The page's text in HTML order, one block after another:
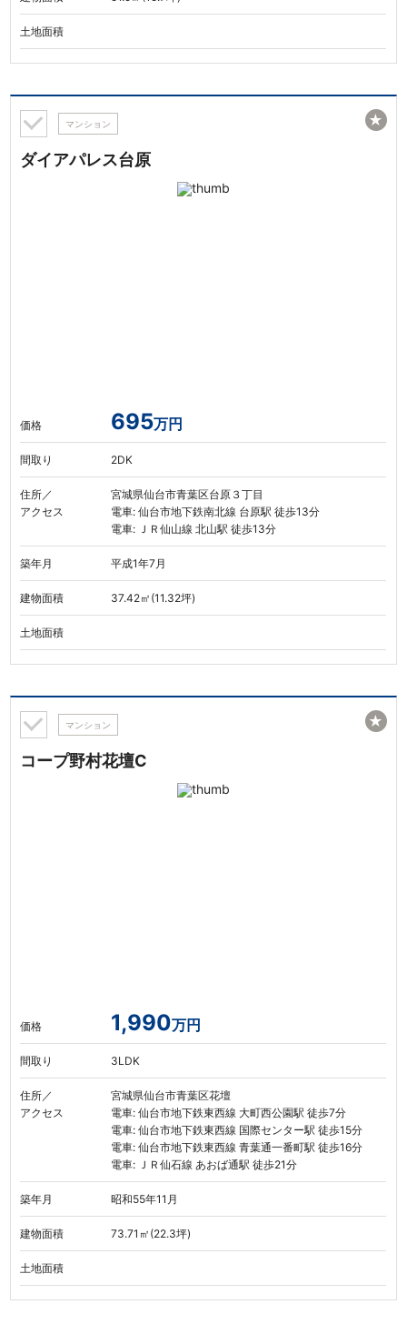
土地面積
マンション
ダイアパレス台原
価格 695万円
間取り 2DK
住所／
アクセス
宮城県仙台市青葉区台原３丁目
電車: 仙台市地下鉄南北線 台原駅 徒歩13分
電車: ＪＲ仙山線 北山駅 徒歩13分
築年月 平成1年7月
建物面積 37.42㎡(11.32坪)
土地面積
★
マンション
コープ野村花壇C
価格 1,990万円
間取り 3LDK
住所／
アクセス
宮城県仙台市青葉区花壇
電車: 仙台市地下鉄東西線 大町西公園駅 徒歩7分
電車: 仙台市地下鉄東西線 国際センター駅 徒歩15分
電車: 仙台市地下鉄東西線 青葉通一番町駅 徒歩16分
電車: ＪＲ仙石線 あおば通駅 徒歩21分
築年月 昭和55年11月
建物面積 73.71㎡(22.3坪)
土地面積
★